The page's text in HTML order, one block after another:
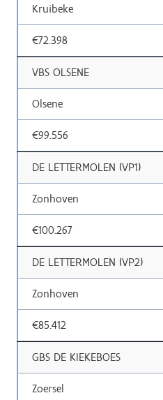
Kruibeke
€72.398
VBS OLSENE
Olsene
€99.556
DE LETTERMOLEN (VP1)
Zonhoven
€100.267
DE LETTERMOLEN (VP2)
Zonhoven
€85.412
GBS DE KIEKEBOES
Zoersel